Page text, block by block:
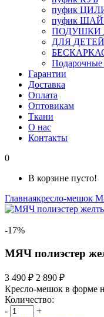
пуфик
пуфик
ПОДУШКИ
ДЛЯ ДЕТЕЙ
Подарочные
Гарантии
Доставка
Оплата
Оптовикам
Ткани
О нас
Контакты
0
В корзине пусто!
Главнаякресло-мешок
-17%
МЯЧ полиэстер
3 490 ₽ 2 890 ₽
Кресло-мешок в форме
Количество:
-
+